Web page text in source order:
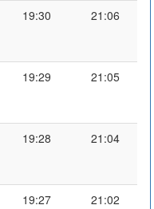
19:30 21:06
19:29 21:05
19:28 21:04
19:27 21:02